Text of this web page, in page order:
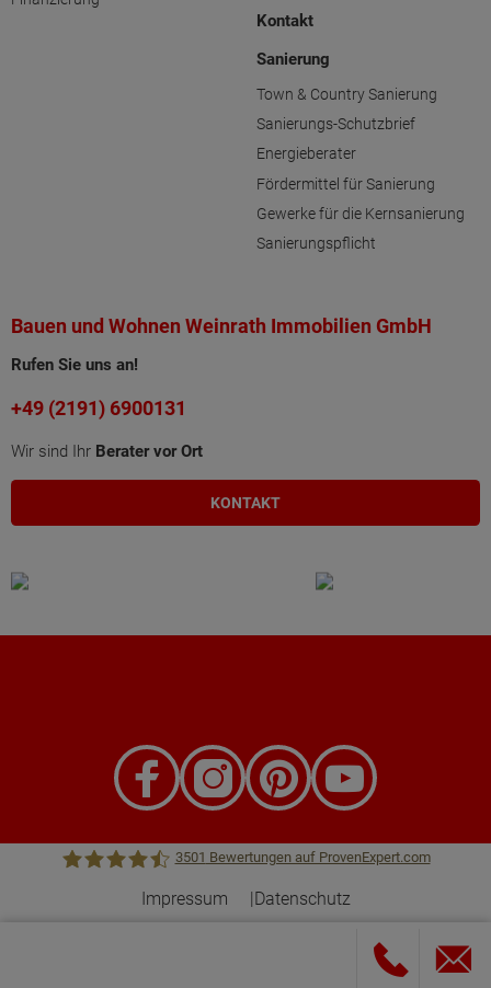
Kontakt
Sanierung
Town & Country Sanierung
Sanierungs-Schutzbrief
Energieberater
Fördermittel für Sanierung
Gewerke für die Kernsanierung
Sanierungspflicht
Bauen und Wohnen Weinrath Immobilien GmbH
Rufen Sie uns an!
+49 (2191) 6900131
Wir sind Ihr Berater vor Ort
KONTAKT
3501 Bewertungen auf ProvenExpert.com
Impressum Datenschutz